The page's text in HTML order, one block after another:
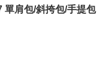
單肩包/斜挎包/手提包